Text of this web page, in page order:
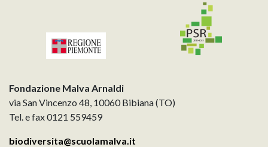
Fondazione Malva Arnaldi
via San Vincenzo 48, 10060 Bibiana (TO)
Tel. e fax 0121 559459
biodiversita@scuolamalva.it